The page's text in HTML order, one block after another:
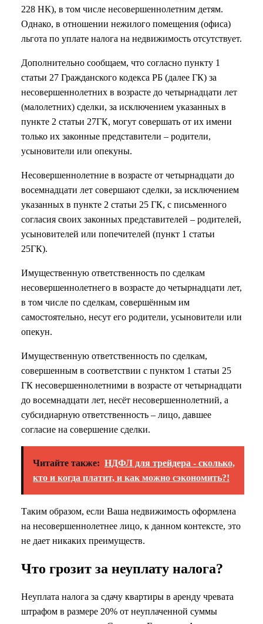
228 НК), в том числе несовершеннолетним детям.
Однако, в отношении нежилого помещения (офиса)
льгота по уплате налога на недвижимость отсутствует.
Дополнительно сообщаем, что согласно пункту 1
статьи 27 Гражданского кодекса РБ (далее ГК) за
несовершеннолетних в возрасте до четырнадцати лет
(малолетних) сделки, за исключением указанных в
пункте 2 статьи 27ГК, могут совершать от их имени
только их законные представители – родители,
усыновители или опекуны.
Несовершеннолетние в возрасте от четырнадцати до
восемнадцати лет совершают сделки, за исключением
указанных в пункте 2 статьи 25 ГК, с письменного
согласия своих законных представителей – родителей,
усыновителей или попечителей (пункт 1 статьи
25ГК).
Имущественную ответственность по сделкам
несовершеннолетнего в возрасте до четырнадцати лет,
в том числе по сделкам, совершённым им
самостоятельно, несут его родители, усыновители или
опекун.
Имущественную ответственность по сделкам,
совершенным в соответствии с пунктом 1 статьи 25
ГК несовершеннолетними в возрасте от четырнадцати
до восемнадцати лет, несёт несовершеннолетний, а
субсидиарную ответственность – лицо, давшее
согласие на совершение сделки.
Читайте также: НДФЛ для трейдера - сколько,
кто и когда платит, и как можно сэкономить?!
Таким образом, если Ваша недвижимость оформлена
на несовершеннолетнее лицо, к данном контексте, это
не дает никаких преимуществ.
Что грозит за неуплату налога?
Неуплата налога за сдачу квартиры в аренду чревата
штрафом в размере 20% от неуплаченной суммы